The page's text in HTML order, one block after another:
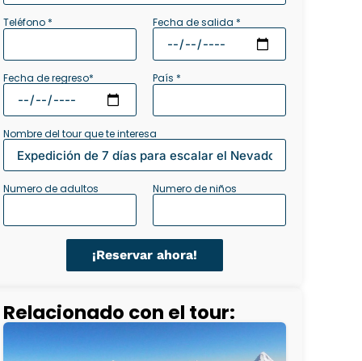
Teléfono * Fecha de salida *
Fecha de regreso* País *
Nombre del tour que te interesa
Numero de adultos Numero de niños
¡Reservar ahora!
Relacionado con el tour: